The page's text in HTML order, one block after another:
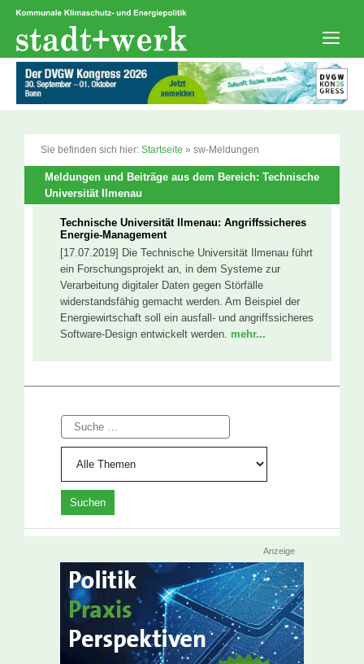
Zum
springen
Sie befinden sich hier: Startseite » sw-Meldungen
Meldungen und Beiträge aus dem Bereich: Technische
Universität Ilmenau
Technische Universität Ilmenau: Angriffssicheres
Energie-Management
[17.07.2019] Die Technische Universität Ilmenau führt
ein Forschungsprojekt an, in dem Systeme zur
Verarbeitung digitaler Daten gegen Störfälle
widerstandsfähig gemacht werden. Am Beispiel der
Energiewirtschaft soll ein ausfall- und angriffssicheres
Software-Design entwickelt werden. mehr...
Suche
Anzeige